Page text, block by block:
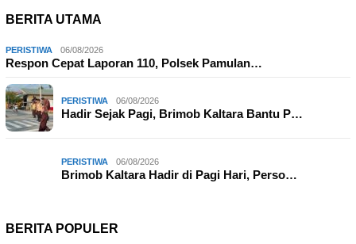
BERITA UTAMA
PERISTIWA 06/08/2026
Respon Cepat Laporan 110, Polsek Pamulan…
PERISTIWA 06/08/2026
Hadir Sejak Pagi, Brimob Kaltara Bantu P…
PERISTIWA 06/08/2026
Brimob Kaltara Hadir di Pagi Hari, Perso…
BERITA POPULER